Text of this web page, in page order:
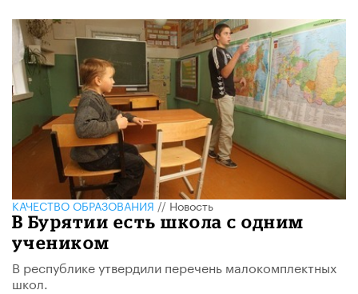
КАЧЕСТВО ОБРАЗОВАНИЯ//Новость
В Бурятии есть школа с одним
учеником
В республике утвердили перечень малокомплектных
школ.